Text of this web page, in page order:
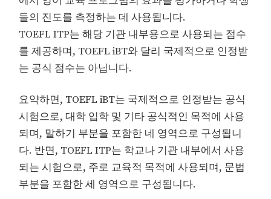
들의 진도를 측정하는 데 사용됩니다.
TOEFL ITP는 해당 기관 내부용으로 사용되는 점수
를 제공하며, TOEFL iBT와 달리 국제적으로 인정받
는 공식 점수는 아닙니다.
요약하면, TOEFL iBT는 국제적으로 인정받는 공식
시험으로, 대학 입학 및 기타 공식적인 목적에 사용
되며, 말하기 부분을 포함한 네 영역으로 구성됩니
다. 반면, TOEFL ITP는 학교나 기관 내부에서 사용
되는 시험으로, 주로 교육적 목적에 사용되며, 문법
부분을 포함한 세 영역으로 구성됩니다.